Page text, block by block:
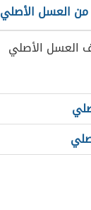
من العسل الأصلي